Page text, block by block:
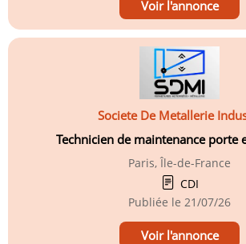
Voir l'annonce
Societe De Metallerie
Technicien de maintenance porte
Paris, Île-de-France
CDI
Publiée le 21/07/26
Voir l'annonce